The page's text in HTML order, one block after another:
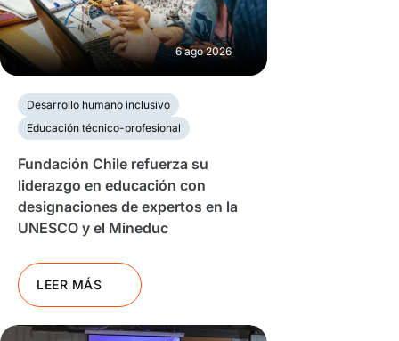
6 ago 2026
Desarrollo humano inclusivo
Educación técnico-profesional
Fundación Chile refuerza su
liderazgo en educación con
designaciones de expertos en la
UNESCO y el Mineduc
LEER MÁS